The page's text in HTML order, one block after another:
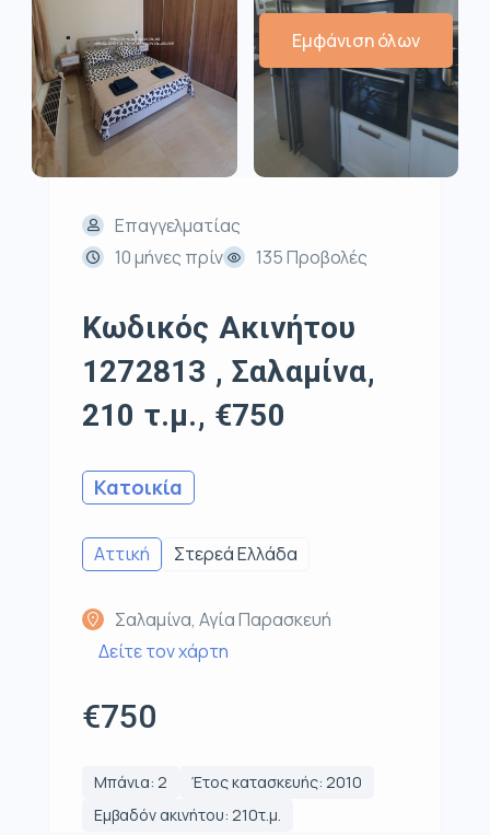
Εμφάνιση όλων
Επαγγελματίας
10 μήνες πρίν
135 Προβολές
Κωδικός Ακινήτου
1272813 , Σαλαμίνα,
210 τ.μ., €750
Κατοικία
Αττική Στερεά Ελλάδα
Σαλαμίνα, Αγία Παρασκευή
Δείτε τον χάρτη
€750
Μπάνια: 2
Έτος κατασκευής: 2010
Εμβαδόν ακινήτου: 210τ.μ.